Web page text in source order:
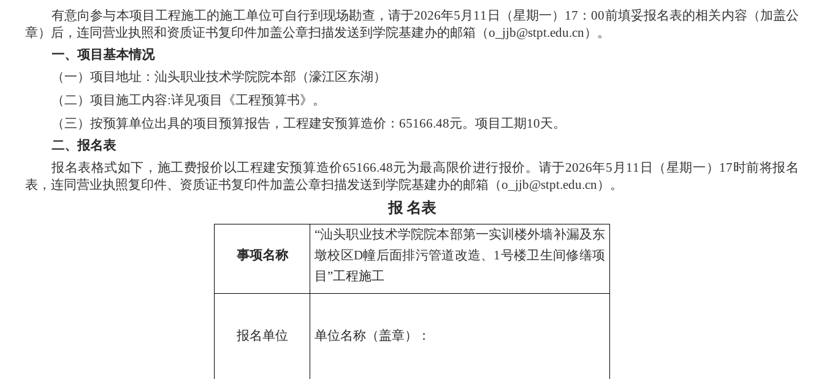
有意向参与本项目工程施工的施工单位可自行到现场勘查 ， 请于2026年5 月 11 日（星期一） 17：00前填妥报名表的相关内容（加盖公
章）后，连同营业执照和资质证书复印件加盖公章扫描发送到学院基建办的邮箱（o_jjb@stpt.edu.cn ）。
一、项目基本情况
（一）项目地址：汕头职业技术学院院本部（濠江区东湖）
（二）项目施工内容:详见项目《工程预算书》 。
（三）按预算单位出具的项目预算报告，工程建安预算造价： 65166.48元。项目工期10天。
二、报名表
报名表格式如下， 施工费报价以工程建安预算造价65166.48元为最高限价进行报价。请于2026年5 月 11 日（星期一 ） 17时前将报名
表，连同营业执照复印件、资质证书复印件加盖公章扫描发送到学院基建办的邮箱（o_jjb@stpt.edu.cn）。
报 名表
事项名称
“汕头职业技术学院院本部第一实训楼外墙补漏及东
墩校区D幢后面排污管道改造、1号楼卫生间修缮项
目 ”工程施工
报名单位 单位名称（盖章）：